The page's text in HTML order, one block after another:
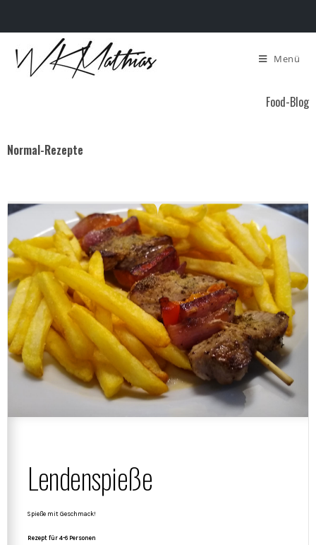
Menü
Food-Blog
Normal-Rezepte
Lendenspieße
Spieße mit Geschmack!
Rezept für 4-6 Personen